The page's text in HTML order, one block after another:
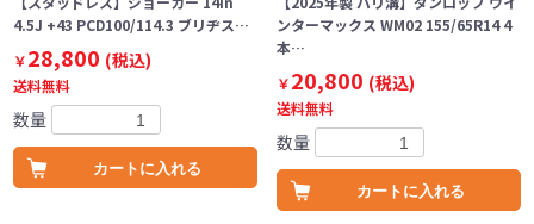
4.5J +43 PCD100/114.3 ブリヂス…
￥28,800 (税込)
送料無料
数量
カートに入れる
ンターマックス WM02 155/65R14 4
本…
￥20,800 (税込)
送料無料
数量
カートに入れる